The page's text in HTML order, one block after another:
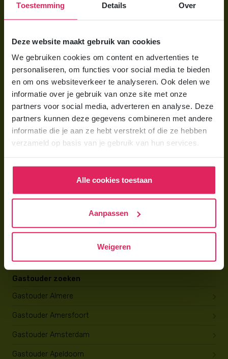
Toestemming Details Over
Deze website maakt gebruik van cookies
We gebruiken cookies om content en advertenties te
personaliseren, om functies voor social media te bieden
en om ons websiteverkeer te analyseren. Ook delen we
informatie over je gebruik van onze site met onze
partners voor social media, adverteren en analyse. Deze
partners kunnen deze gegevens combineren met andere
informatie die je aan ze hebt verstrekt of die ze hebben
verzameld op basis van je gebruik van hun services.
Alle cookies toestaan
Aanpassen
Weigeren
Voor ouders
Wat kost een gastouder?
Hoe vind ik een gastouder?
Voor gastouders
Gastouder worden bij 4Kids
Hoe vind ik gastkinderen?
Wat verdient een gastouder?
Gastouder zoeken
Gastouder Almere
Gastouder Amersfoort
Gastouder Amsterdam
Gastouder Apeldoorn